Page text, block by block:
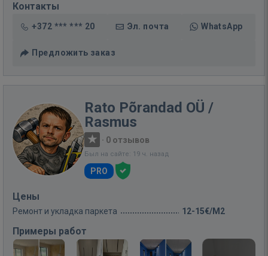
Контакты
+372 *** *** 20 Эл. почта WhatsApp
Предложить заказ
Rato Põrandad OÜ /
Rasmus
· 0 отзывов
Был на сайте: 19 ч. назад
PRO
Цены
Ремонт и укладка паркета 12-15€/M2
Примеры работ